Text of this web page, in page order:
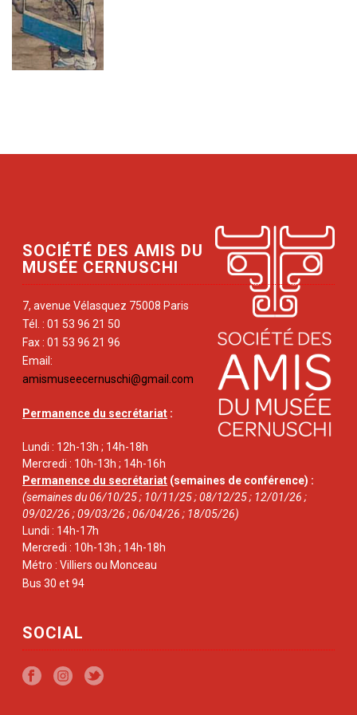
SOCIÉTÉ DES AMIS DU
MUSÉE CERNUSCHI
7, avenue Vélasquez 75008 Paris
Tél. : 01 53 96 21 50
Fax : 01 53 96 21 96
Email:
amismuseecernuschi@gmail.com
Permanence du secrétariat :
Lundi : 12h-13h ; 14h-18h
Mercredi : 10h-13h ; 14h-16h
Permanence du secrétariat (semaines de conférence) :
(semaines du 06/10/25 ; 10/11/25 ; 08/12/25 ; 12/01/26 ;
09/02/26 ; 09/03/26 ; 06/04/26 ; 18/05/26)
Lundi : 14h-17h
Mercredi : 10h-13h ; 14h-18h
Métro : Villiers ou Monceau
Bus 30 et 94
SOCIAL